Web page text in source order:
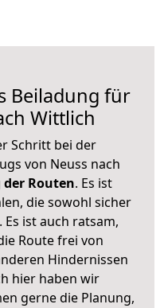
Beiladung für
Wittlich
Schritt bei der
von Neuss nach
Routen. Es ist
die sowohl sicher
ist auch ratsam,
Route frei von
Hindernissen
hier haben wir
gerne die Planung,